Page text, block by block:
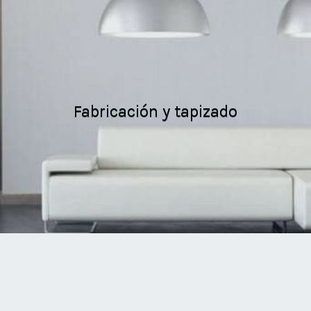
Fabricación y tapizado